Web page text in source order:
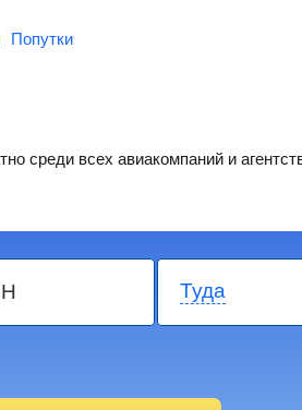
Попутки
среди всех авиакомпаний и
Туда